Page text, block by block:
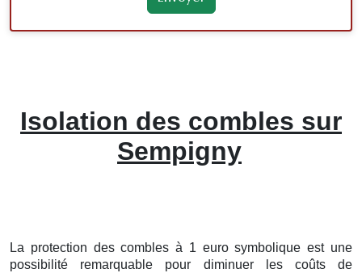
Isolation des combles sur
Sempigny
La protection descombles à 1 euro symbolique est une
possibilité
remarquable pour diminuerles coûtsde